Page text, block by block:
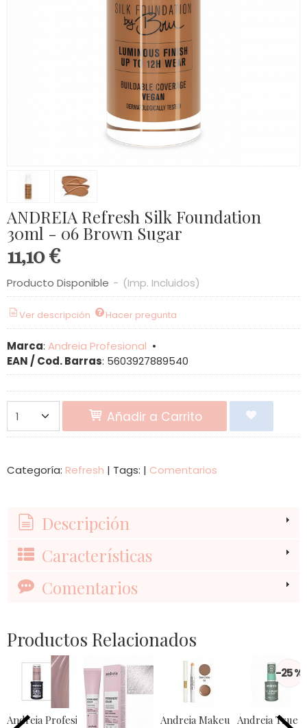
ANDREIA Refresh Silk Foundation
30ml - 06 Brown Sugar
11,10 €
Producto Disponible - (Imp. Incluidos)
Ver descripción Hacer pregunta
Marca: Andreia Profesional •
EAN / Cod. Barras: 5603927889540
Añadir a Carrito
Categoría: Refresh | Tags: | Comentarios
Descripción
Características
Comentarios
Productos Relacionados
Andreia Profesional The Gel Polish...Andreia Makeup Dark Circle
-25 %
Andreia True